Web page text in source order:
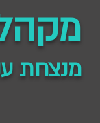
מנצחת